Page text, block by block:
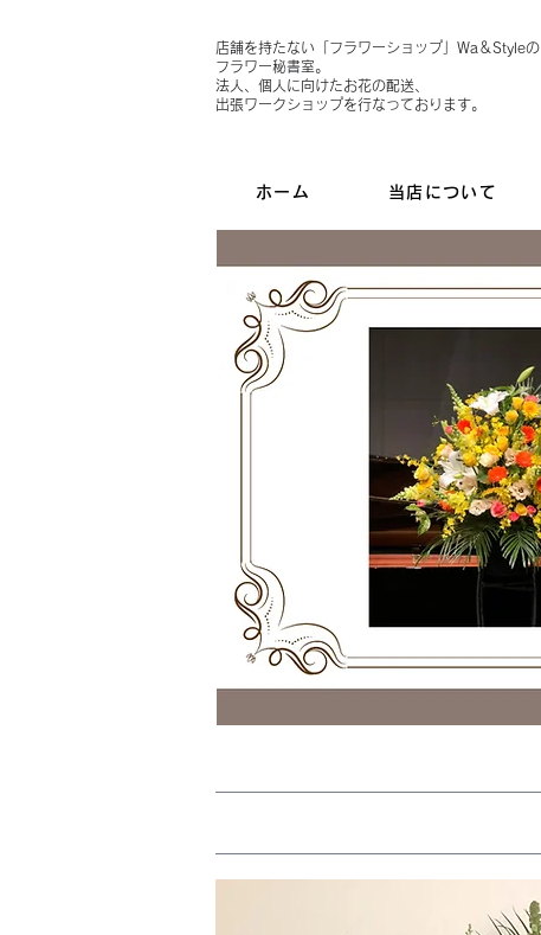
店舗を持たない「フラワーショップ」Wa＆Styleの
フラワー秘書室。
法人、個人に向けたお花の配送、
出張ワークショップを行なっております。
ホーム 当店について